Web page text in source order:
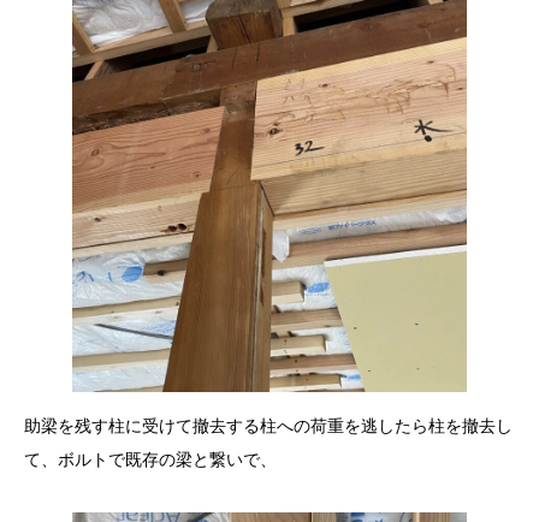
助梁を残す柱に受けて撤去する柱への荷重を逃したら柱を撤去し
て、ボルトで既存の梁と繋いで、